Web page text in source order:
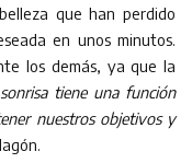
que han perdido
en unos minutos.
los demás, ya que la
sonrisa tiene una función
nuestros objetivos y